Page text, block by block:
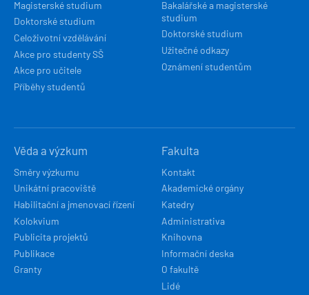
Magisterské studium
Doktorské studium
Celoživotní vzdělávání
Akce pro studenty SŠ
Akce pro učitele
Příběhy studentů
Bakalářské a magisterské
studium
Doktorské studium
Užitečné odkazy
Oznámení studentům
Věda a výzkum
Směry výzkumu
Unikátní pracoviště
Habilitační a jmenovací řízení
Kolokvium
Publicita projektů
Publikace
Granty
Fakulta
Kontakt
Akademické orgány
Katedry
Administrativa
Knihovna
Informační deska
O fakultě
Lidé